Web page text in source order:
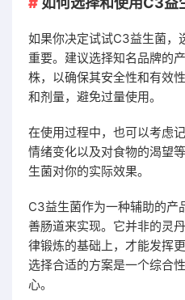
如果你决定试试C3益生菌，
重要。建议选择知名品牌的
株，以确保其安全性和有效
和剂量，避免过量使用。
在使用过程中，也可以考虑
情绪变化以及对食物的渴望
生菌对你的实际效果。
C3益生菌作为一种辅助的产
善肠道来实现。它并非的灵
律锻炼的基础上，才能发挥
选择合适的方案是一个综合
心。